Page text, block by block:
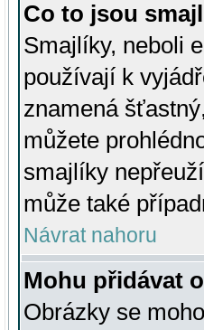
Co to jsou
Smajlíky, neboli
používají k
znamená
můžete
smajlíky
může také
Návrat nahoru
Mohu přidávat
Obrázky se